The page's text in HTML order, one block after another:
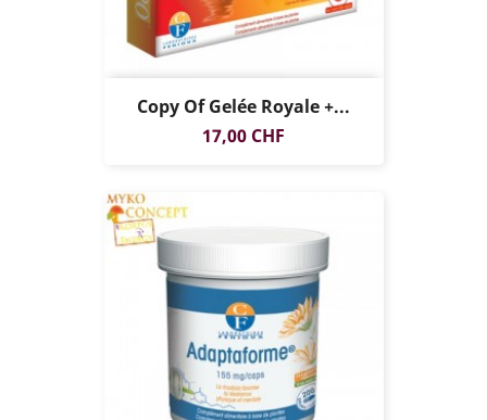
Copy Of Gelée Royale +...
Preis
17,00 CHF